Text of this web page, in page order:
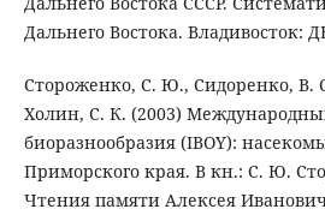
Дальнего Востока. Владивосток:
Стороженко, С. Ю., Сидоренко, В.
Холин, С. К. (2003)
биоразнообразия (IBOY):
Приморского края. В кн.: C. Ю.
Чтения памяти Алексея